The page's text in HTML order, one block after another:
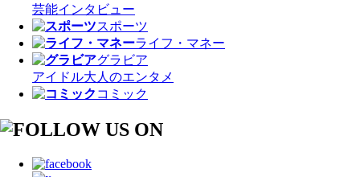
芸能インタビュー
スポーツ
ライフ・マネー
グラビア
アイドル大人のエンタメ
コミック